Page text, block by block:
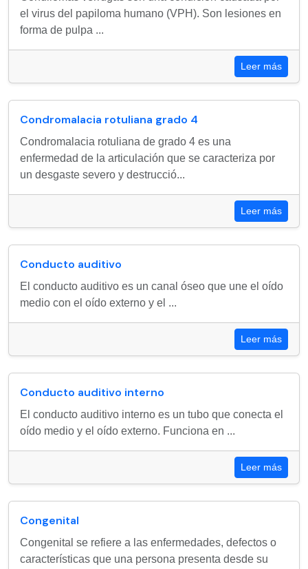
el virus del papiloma humano (VPH). Son lesiones en
forma de pulpa ...
Leer más
Condromalacia rotuliana grado 4
Condromalacia rotuliana de grado 4 es una
enfermedad de la articulación que se caracteriza por
un desgaste severo y destrucció...
Leer más
Conducto auditivo
El conducto auditivo es un canal óseo que une el oído
medio con el oído externo y el ...
Leer más
Conducto auditivo interno
El conducto auditivo interno es un tubo que conecta el
oído medio y el oído externo. Funciona en ...
Leer más
Congenital
Congenital se refiere a las enfermedades, defectos o
características que una persona presenta desde su